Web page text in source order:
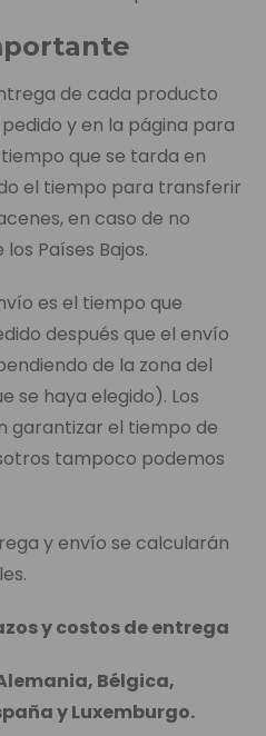
de cada producto
y en la página para
que se tarda en
el tiempo para transferir
en caso de no
Países Bajos.
es el tiempo que
después que el envío
de la zona del
se haya elegido). Los
garantizar el tiempo de
tampoco podemos
y envío se calcularán
y costos de entrega
Bélgica,
y Luxemburgo.